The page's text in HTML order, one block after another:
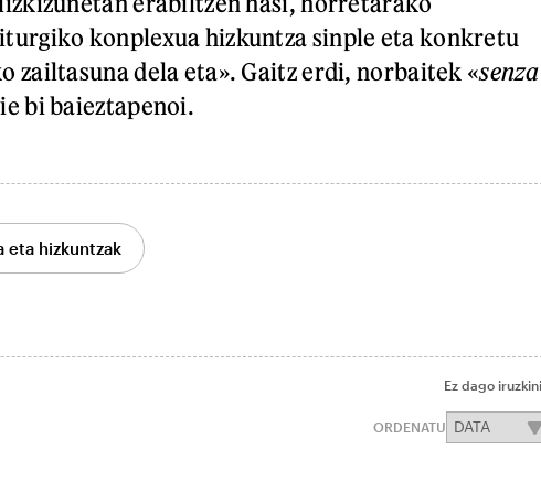
konplexua hizkuntza sinple eta konkretu
zailtasuna dela eta». Gaitz erdi, norbaitek «senza
bi baieztapenoi.
eta hizkuntzak
Ez dago
ORDENATU